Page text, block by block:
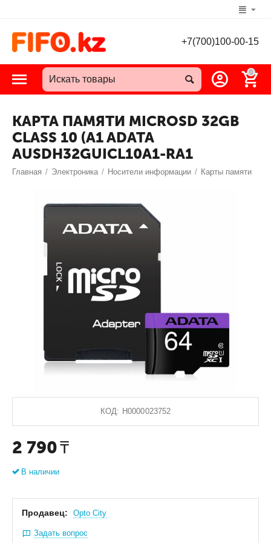
+7(700)100-00-15
0
КАРТА ПАМЯТИ MICROSD 32GB
CLASS 10 (A1 ADATA
AUSDH32GUICL10A1-RA1
Главная / Электроника / Носители информации / Карты памяти
КОД: Н0000023752
2 790 ₸
В наличии
Продавец: Оpto City
Задать вопрос